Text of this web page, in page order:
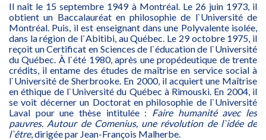
Il naît le 15 septembre 1949 à Montréal. Le 26 juin 1973, il
obtient un Baccalauréat en philosophie de l`Université de
Montréal. Puis, il est enseignant dans une Polyvalente isolée,
dans la région de l`Abitibi, au Québec. Le 29 octobre 1975, il
reçoit un Certificat en Sciences de l`éducation de l`Université
du Québec. À l`été 1980, après une propédeutique de trente
crédits, il entame des études de maîtrise en service social à
l`Université de Sherbrooke. En 2000, il acquiert une Maîtrise
en éthique de l`Université du Québec à Rimouski. En 2004, il
se voit décerner un Doctorat en philosophie de l`Université
Laval pour une thèse intitulée : Faire humanité avec les
pauvres. Autour de Comenius, une révolution de l`idée de
l`être, dirigée par Jean-François Malherbe.